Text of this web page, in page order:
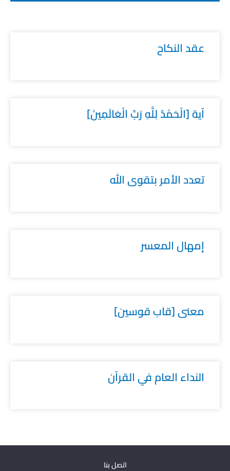
عقد النكاح
آية [الْحَمْدُ لِلَّهِ رَبِّ الْعَالَمِينَ]
تعدد الأمر بتقوى الله
إمهال المعسر
معنى [قاب قوسين]
النداء العام في القرآن
اتصل بنا